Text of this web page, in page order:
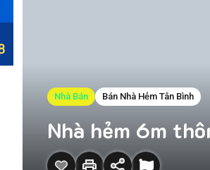
Nhà Bán Bán Nhà Hẻm Tân Bình
Nhà hẻm 6m